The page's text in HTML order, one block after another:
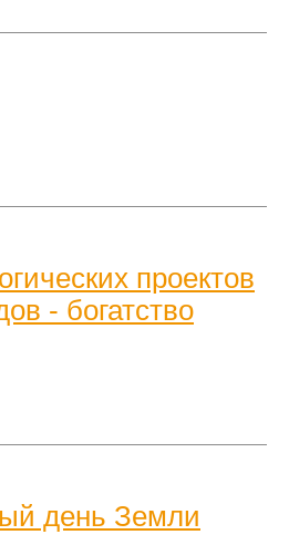
проектов
- богатство
день Земли